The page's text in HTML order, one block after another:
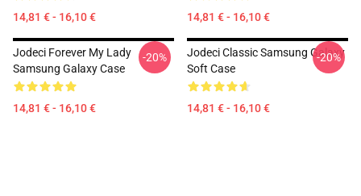
14,81 € - 16,10 € 14,81 € - 16,10 €
Jodeci Forever My Lady
Samsung Galaxy Case
14,81 € - 16,10 €
-20%
Jodeci Classic Samsung Galaxy
Soft Case
14,81 € - 16,10 €
-20%